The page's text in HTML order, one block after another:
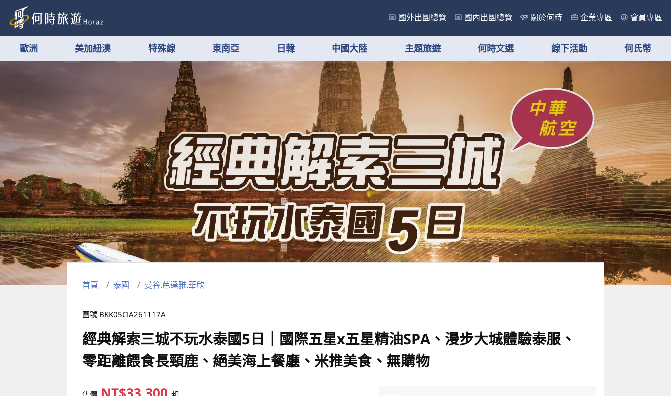
國外出團總覽 國內出團總覽 關於何時 企業專區 會員專區
歐洲 美加紐澳 特殊線 東南亞 日韓 中國大陸 主題旅遊 何時文選 線下活動 何氏幣
首頁 泰國 曼谷.芭達雅.華欣
團號 BKK05CIA261117A
經典解索三城不玩水泰國5日｜國際五星x五星精油SPA、漫步大城體驗泰服、
零距離餵食長頸鹿、絕美海上餐廳、米推美食、無購物